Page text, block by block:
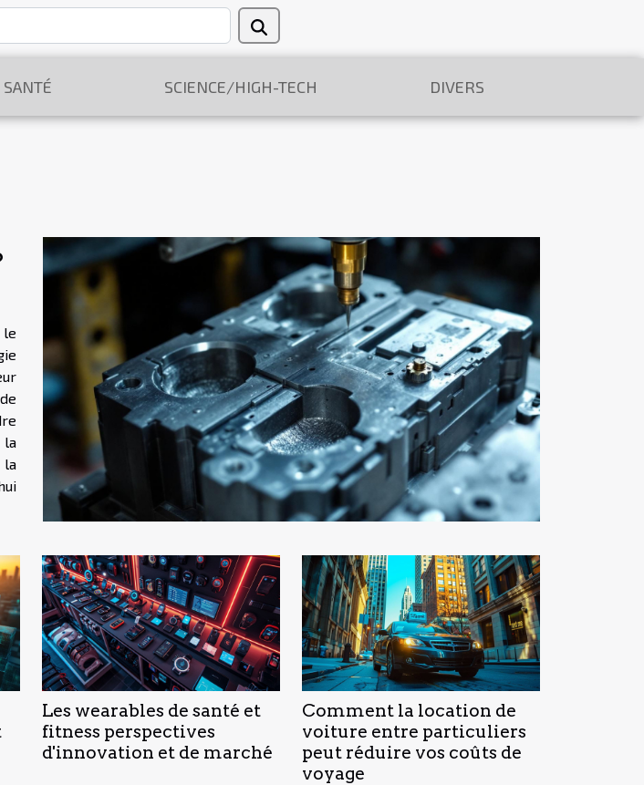
SANTÉ SCIENCE/HIGH-TECH DIVERS
le
la
Les wearables de santé et
fitness perspectives
d'innovation et de marché
Comment la location de
voiture entre particuliers
peut réduire vos coûts de
voyage